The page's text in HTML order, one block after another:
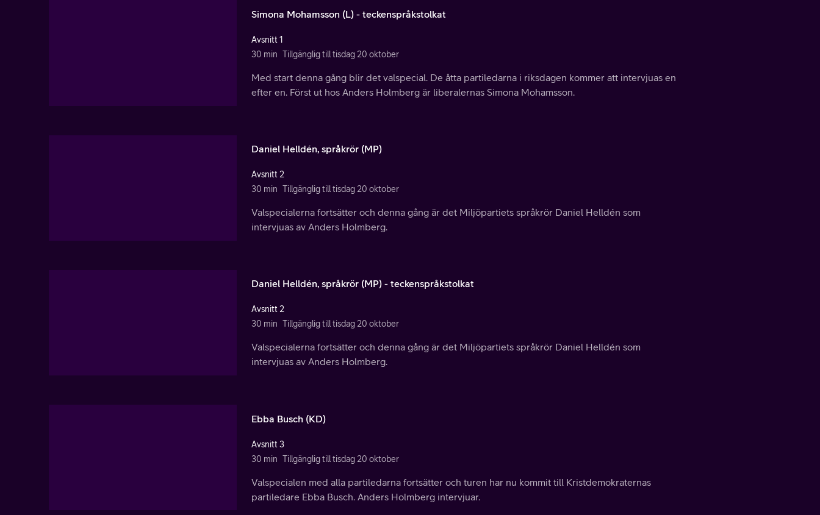
Simona Mohamsson (L) - teckenspråkstolkat
Avsnitt 1
30 min Tillgänglig till tisdag 20 oktober
Med start denna gång blir det valspecial. De åtta partiledarna i riksdagen kommer att intervjuas en
efter en. Först ut hos Anders Holmberg är liberalernas Simona Mohamsson.
Daniel Helldén, språkrör (MP)
Avsnitt 2
30 min Tillgänglig till tisdag 20 oktober
Valspecialerna fortsätter och denna gång är det Miljöpartiets språkrör Daniel Helldén som
intervjuas av Anders Holmberg.
Daniel Helldén, språkrör (MP) - teckenspråkstolkat
Avsnitt 2
30 min Tillgänglig till tisdag 20 oktober
Valspecialerna fortsätter och denna gång är det Miljöpartiets språkrör Daniel Helldén som
intervjuas av Anders Holmberg.
Ebba Busch (KD)
Avsnitt 3
30 min Tillgänglig till tisdag 20 oktober
Valspecialen med alla partiledarna fortsätter och turen har nu kommit till Kristdemokraternas
partiledare Ebba Busch. Anders Holmberg intervjuar.